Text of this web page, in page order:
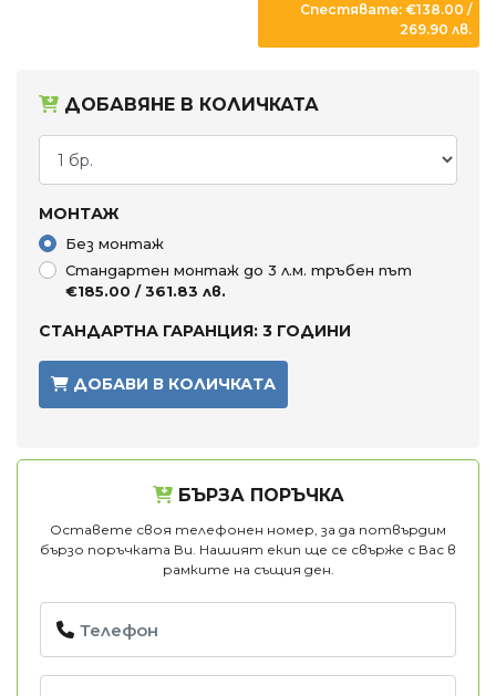
Спестявате: €138.00 /
269.90 лв.
ДОБАВЯНЕ В КОЛИЧКАТА
МОНТАЖ
Без монтаж
Стандартен монтаж до 3 л.м. тръбен път
€185.00 / 361.83 лв.
СТАНДАРТНА ГАРАНЦИЯ: 3 ГОДИНИ
ДОБАВИ В КОЛИЧКАТА
БЪРЗА ПОРЪЧКА
Оставете своя телефонен номер, за да потвърдим
бързо поръчката Ви. Нашият екип ще се свърже с Вас в
рамките на същия ден.